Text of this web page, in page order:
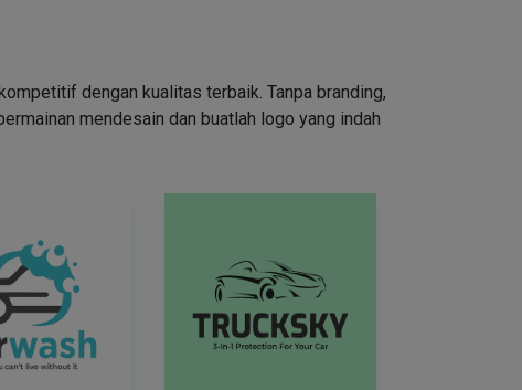
dengan kualitas terbaik. Tanpa branding,
mendesain dan buatlah logo yang indah